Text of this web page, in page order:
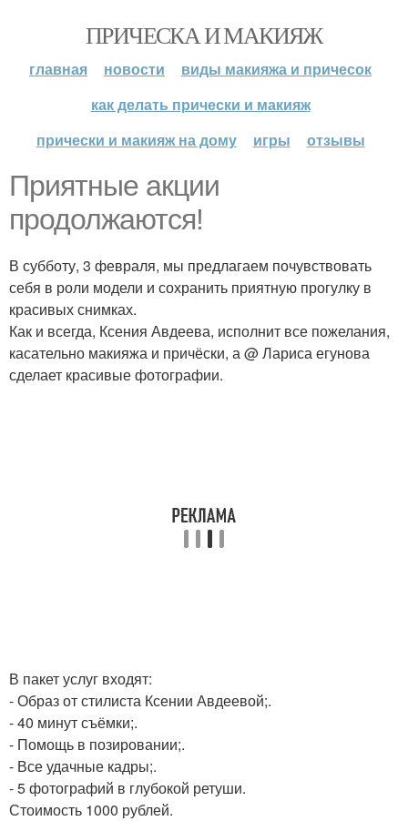
ПРИЧЕСКА И МАКИЯЖ
главная новости
виды макияжа и причесок
как делать прически и макияж
прически и макияж на дому
игры отзывы
Приятные акции
продолжаются!
В субботу, 3 февраля, мы предлагаем почувствовать
себя в роли модели и сохранить приятную прогулку в
красивых снимках.
Как и всегда, Ксения Авдеева, исполнит все пожелания,
касательно макияжа и причёски, а @ Лариса егунова
сделает красивые фотографии.
В пакет услуг входят:
- Образ от стилиста Ксении Авдеевой;.
- 40 минут съёмки;.
- Помощь в позировании;.
- Все удачные кадры;.
- 5 фотографий в глубокой ретуши.
Стоимость 1000 рублей.